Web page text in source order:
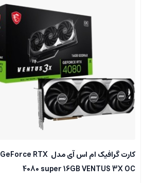
کارت گرافیک ام اس آی مدل GeForce RTX
4080 super 16GB VENTUS 3X OC